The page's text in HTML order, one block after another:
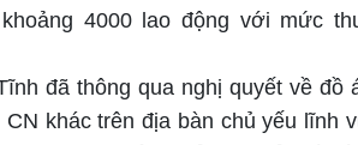
4000 lao động với mức
đã thông qua nghị quyết về đồ
khác trên địa bàn chủ yếu lĩnh